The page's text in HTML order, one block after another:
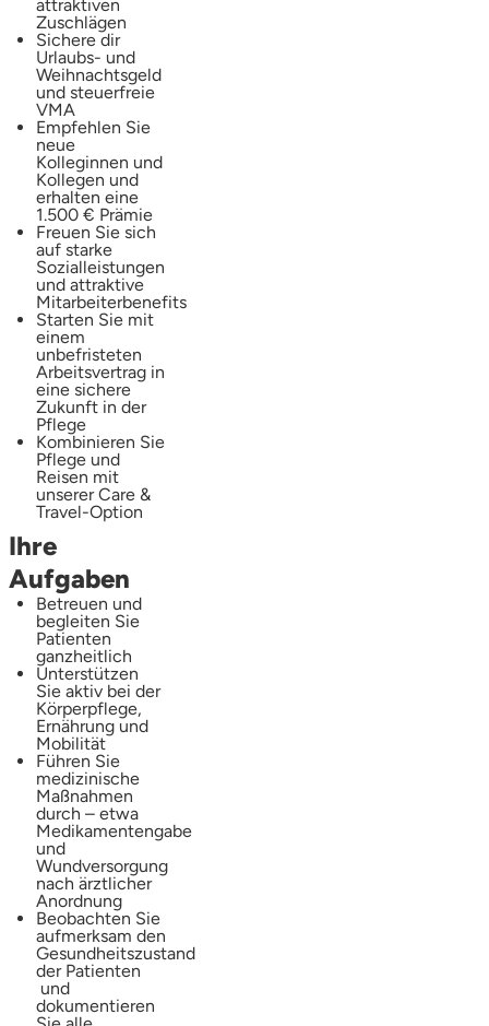
attraktiven
Zuschlägen
Sichere dir
Urlaubs- und
Weihnachtsgeld
und steuerfreie
VMA
Empfehlen Sie
neue
Kolleginnen und
Kollegen und
erhalten eine
1.500 € Prämie
Freuen Sie sich
auf starke
Sozialleistungen
und attraktive
Mitarbeiterbenefits
Starten Sie mit
einem
unbefristeten
Arbeitsvertrag in
eine sichere
Zukunft in der
Pflege
Kombinieren Sie
Pflege und
Reisen mit
unserer Care &
Travel-Option
Ihre
Aufgaben
Betreuen und
begleiten Sie
Patienten
ganzheitlich
Unterstützen
Sie aktiv bei der
Körperpflege,
Ernährung und
Mobilität
Führen Sie
medizinische
Maßnahmen
durch – etwa
Medikamentengabe
und
Wundversorgung
nach ärztlicher
Anordnung
Beobachten Sie
aufmerksam den
Gesundheitszustand
der Patienten
und
dokumentieren